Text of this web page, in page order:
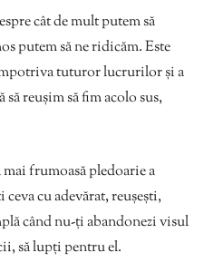
cât de mult putem să
putem să ne ridicăm. Este
tuturor lucrurilor și a
reușim să fim acolo sus,
mai frumoasă pledoarie a
cu adevărat, reușești,
când nu-ți abandonezi visul
să lupți pentru el.